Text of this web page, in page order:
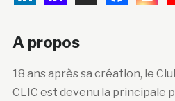
A propos
18 ans après sa création, le
CLIC est devenu la principale